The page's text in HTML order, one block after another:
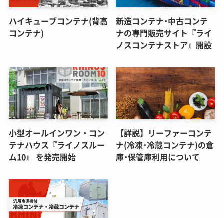
ハイキューブコンテナ(背高
コンテナ)
新造コンテナ･中古コンテ
ナの専門販売サイト『ライ
ノスコンテナストア』開設
小型オールインワン・コン
テナハウス『ライノスルー
ム10』 を発売開始
【詳説】リーファーコンテ
ナ(冷凍･冷蔵コンテナ)の倉
庫･保管庫利用について